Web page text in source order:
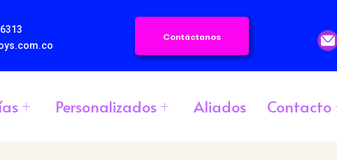
Contáctanos
Personalizados Aliados Contacto